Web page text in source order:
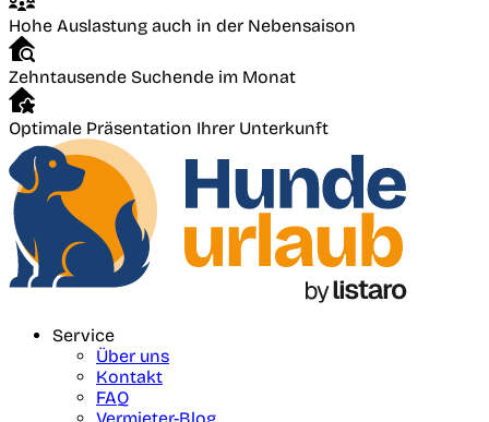
Hohe Auslastung auch in der Nebensaison
Zehntausende Suchende im Monat
Optimale Präsentation Ihrer Unterkunft
Service
Über uns
Kontakt
FAQ